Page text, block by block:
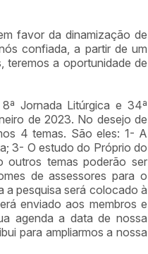
favor da dinamização de
confiada, a partir de um
teremos a oportunidade de
Jornada Litúrgica e 34ª
de 2023. No desejo de
4 temas. São eles: 1- A
3- O estudo do Próprio do
outros temas poderão ser
de assessores para o
a pesquisa será colocado à
enviado aos membros e
agenda a data de nossa
para ampliarmos a nossa